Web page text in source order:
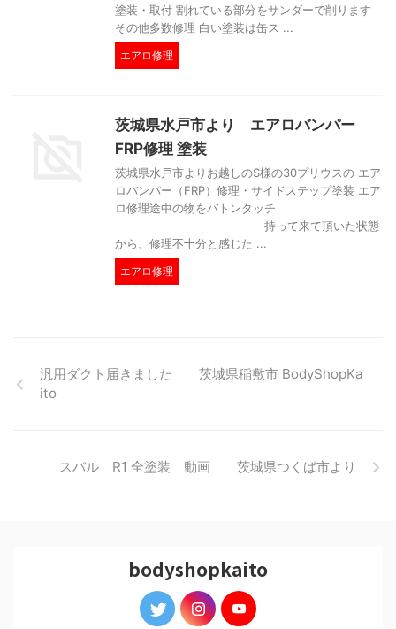
塗装・取付 割れている部分をサンダーで削ります
その他多数修理 白い塗装は缶ス ...
エアロ修理
茨城県水戸市より エアロバンパー
FRP修理 塗装
茨城県水戸市よりお越しのS様の30プリウスの エア
ロバンパー（FRP）修理・サイドステップ塗装 エア
ロ修理途中の物をバトンタッチ
持って来て頂いた状態
から、修理不十分と感じた ...
エアロ修理
汎用ダクト届きました 茨城県稲敷市 BodyShopKa
ito
スバル R1 全塗装 動画 茨城県つくば市より
bodyshopkaito